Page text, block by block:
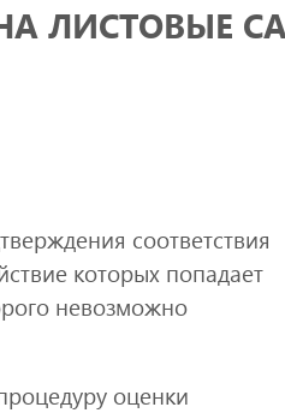
ЛИСТОВЫЕ
соответствия
которых попадает
невозможно
оценки